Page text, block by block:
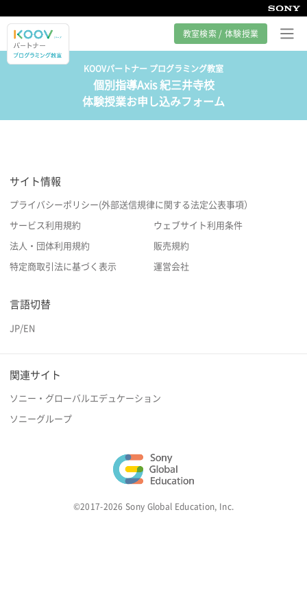
教室検索 / 体験授業
プログラミング教室とは
カリキュラム紹介
サポート
KOOVパートナー プログラミング教室
個別指導Axis 紀三井寺校
体験授業お申し込みフォーム
サイト情報
プライバシーポリシー(外部送信規律に関する法定公表事項）
サービス利用規約 ウェブサイト利用条件
法人・団体利用規約 販売規約
特定商取引法に基づく表示 運営会社
言語切替
JP/EN
関連サイト
ソニー・グローバルエデュケーション
ソニーグループ
©2017-2026 Sony Global Education, Inc.